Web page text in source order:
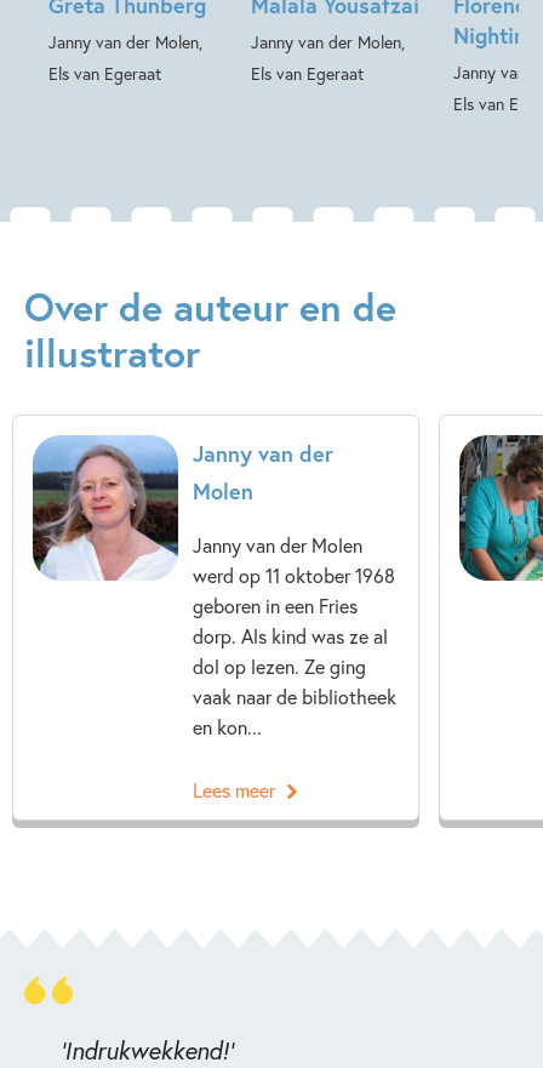
Janny van der Molen,
Els van Egeraat
Janny van der Molen,
Els van Egeraat
Janny van
Els van
Over de auteur en de
illustrator
Janny van der
Molen
Janny van der Molen
werd op 11 oktober 1968
geboren in een Fries
dorp. Als kind was ze al
dol op lezen. Ze ging
vaak naar de bibliotheek
en kon...
Lees meer
'Indrukwekkend!'